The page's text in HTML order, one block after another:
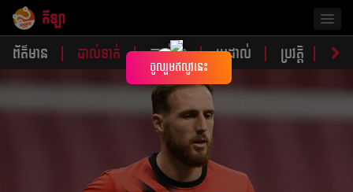
កីឡា
ព័ត៌មាន បាល់ទាត់ បាល់ទះ ប្រដាល់ ប្រវត្តិ​​ វិភា
×
ចូលរួមឥលូវនេះ